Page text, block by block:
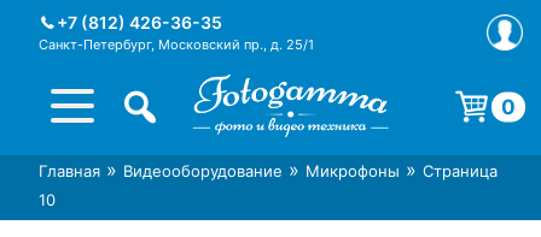
+7 (812) 426-36-35
Санкт-Петербург, Московский пр., д. 25/1
Интернет-магазин фототехники
Магазин фотоаксессуаров foto-
0
Корзина пуста.
Главная » Видеооборудование » Микрофоны » Страница
10